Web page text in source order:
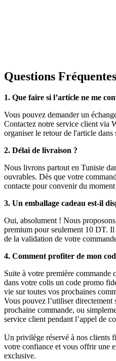
Questions Fréquentes
1. Que faire si l’article ne me
Vous pouvez demander un
Contactez notre service client via
organiser le retour de l'article
2. Délai de livraison ?
Nous livrons partout en Tunisie
ouvrables. Dès que votre
contacte pour convenir du
3. Un emballage cadeau est-il
Oui, absolument ! Nous
premium pour seulement 10 DT.
de la validation de votre
4. Comment profiter de mon
Suite à votre première commande
dans votre colis un code promo
vie sur toutes vos prochaines
Vous pouvez l’utiliser directement
prochaine commande, ou
service client pendant l’appel de
Un privilège réservé à nos clients
votre confiance et vous offrir une
exclusive.